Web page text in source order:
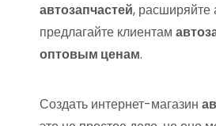
автозапчастей, расширяйте
предлагайте клиентам
оптовым ценам.
Создать интернет-магазин